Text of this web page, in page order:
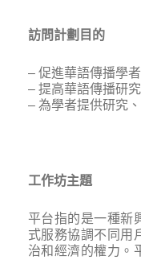
訪問計劃目的
– 促進華語傳播學
– 提高華語傳播研
– 為學者提供研究
工作坊主題
平台指的是一種新
式服務協調不同用
治和經濟的權力。